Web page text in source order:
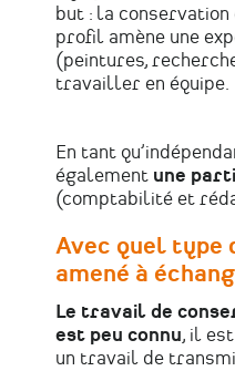
but : la
profil amène une
(peintures,
travailler en équipe.
En tant
également une
(comptabilité et
Avec quel type
amené à
Le travail de
est peu connu, il
un travail de